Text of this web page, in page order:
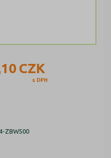
CZK
s DPH
ZBW500